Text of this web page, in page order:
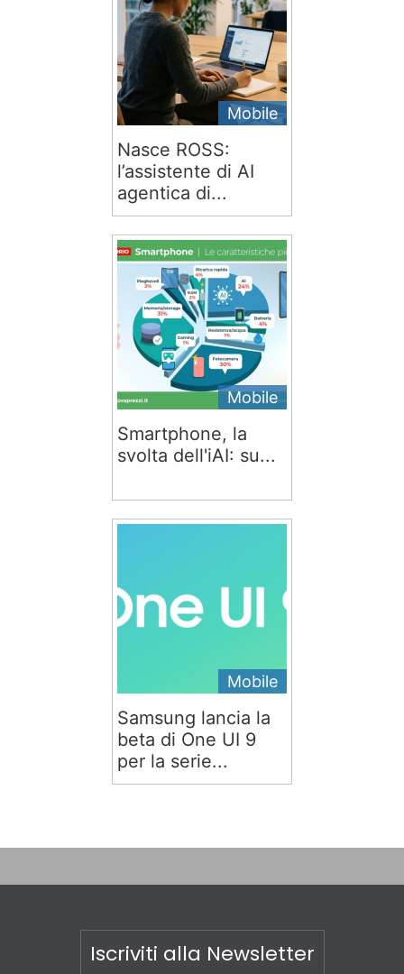
Mobile
Nasce ROSS:
l’assistente di AI
agentica di...
Mobile
Smartphone, la
svolta dell'iAI: su...
Mobile
Samsung lancia la
beta di One UI 9
per la serie...
Iscriviti alla Newsletter